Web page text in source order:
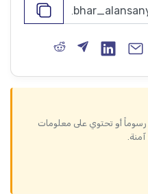
رسوماً أو تحتوي على معلومات